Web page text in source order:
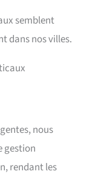
semblent
dans nos villes.
nous
gestion
rendant les